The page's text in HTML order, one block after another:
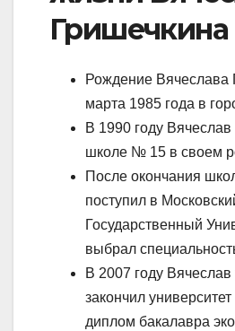
Гришечкина
Рождение Вячеслава
марта 1985 года в
В 1990 году Вячеслав
школе № 15 в своем
После окончания
поступил в
Государственный
выбрал
В 2007 году
закончил
диплом бакалавра